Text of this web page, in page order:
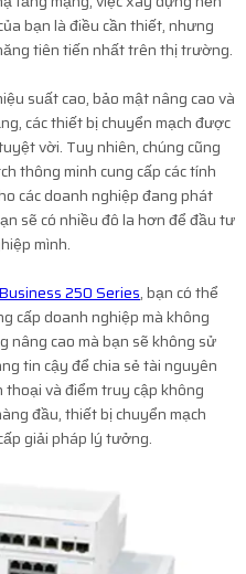
bạn là điều cần thiết, nhưng
tiên tiến nhất trên thị trường.
suất cao, bảo mật nâng cao và
các thiết bị chuyển mạch được
vời. Tuy nhiên, chúng cũng
thông minh cung cấp các tính
các doanh nghiệp đang phát
sẽ có nhiều đô la hơn để đầu tư
mình.
Business250 Series, bạn có thể
cấp doanh nghiệp mà không
nâng cao mà bạn sẽ không sử
tin cậy để chia sẻ tài nguyên
và điểm truy cập không
đầu, thiết bị chuyển mạch
giải pháp lý tưởng.